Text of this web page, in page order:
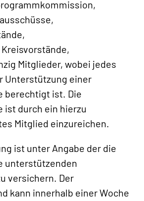
Mitglieder, wobei jedes
Unterstützung einer
berechtigt ist. Die
ist durch ein hierzu
Mitglied einzureichen.
ist unter Angabe der die
unterstützenden
versichern. Der
kann innerhalb einer Woche